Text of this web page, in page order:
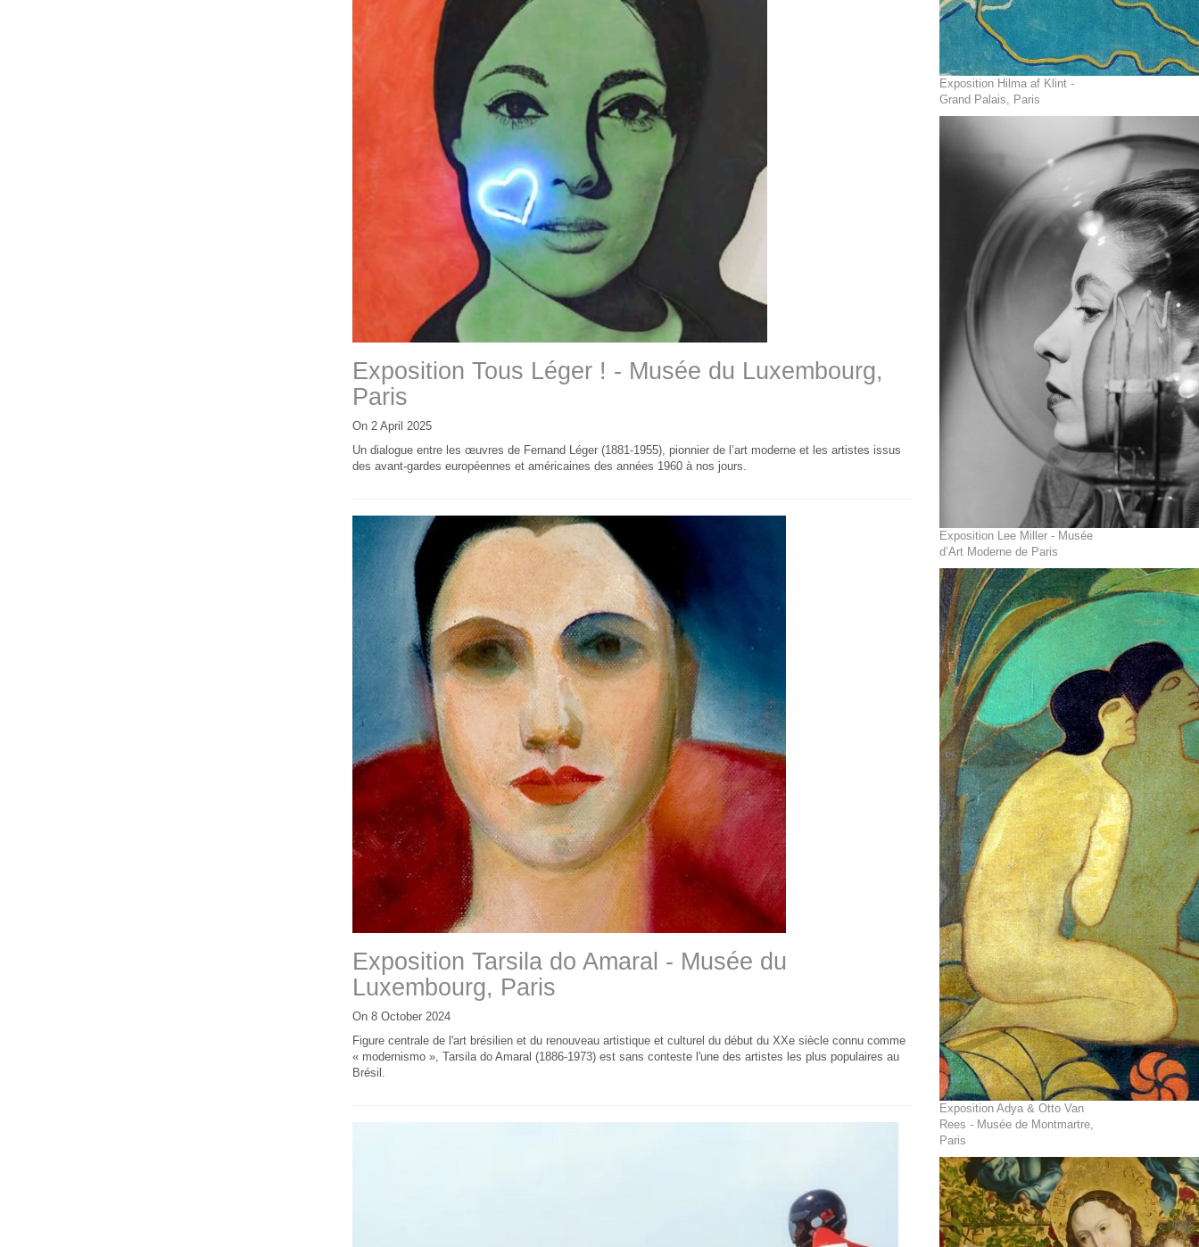
Exposition Tous Léger ! - Musée du Luxembourg,
Paris
On 2 April 2025
Un dialogue entre les œuvres de Fernand Léger (1881-1955), pionnier de l’art moderne et les artistes issus
des avant-gardes européennes et américaines des années 1960 à nos jours.
Exposition Tarsila do Amaral - Musée du
Luxembourg, Paris
On 8 October 2024
Figure centrale de l'art brésilien et du renouveau artistique et culturel du début du XXe siècle connu comme
« modernismo », Tarsila do Amaral (1886-1973) est sans conteste l'une des artistes les plus populaires au
Brésil.
Exposition Hilma af Klint -
Grand Palais, Paris
Exposition Lee Miller - Musée
d’Art Moderne de Paris
Exposition Adya & Otto Van
Rees - Musée de Montmartre,
Paris